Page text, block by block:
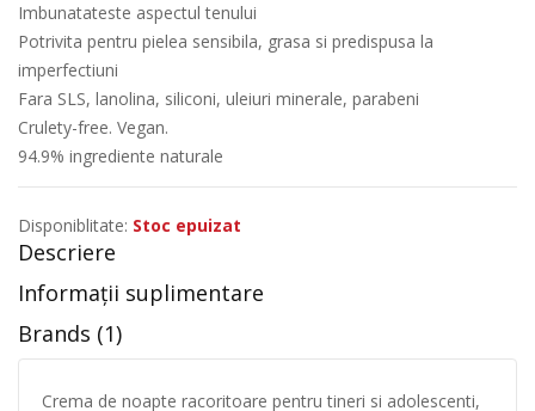
Imbunatateste aspectul tenului
Potrivita pentru pielea sensibila, grasa si predispusa la
imperfectiuni
Fara SLS, lanolina, siliconi, uleiuri minerale, parabeni
Crulety-free. Vegan.
94.9% ingrediente naturale
Disponiblitate: Stoc epuizat
Descriere
Informații suplimentare
Brands (1)
Crema de noapte racoritoare pentru tineri si adolescenti,